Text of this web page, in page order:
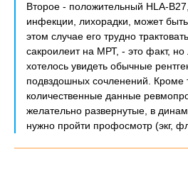
Второе - положительный HLA-
инфекции, лихорадки, может
этом случае его трудно
сакроилеит на МРТ, - это факт,
хотелось увидеть обычные
подвздошных сочленений. Кроме
количественные данные
желательно развернутые, в
нужно пройти профосмотр (экг,